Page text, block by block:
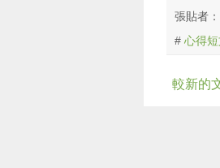
張貼者：
# 心得短
較新的